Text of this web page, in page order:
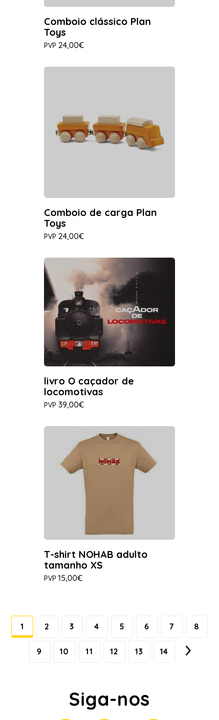
Comboio clássico Plan
Toys
PVP 24,00€
Comboio de carga Plan
Toys
PVP 24,00€
livro O caçador de
locomotivas
PVP 39,00€
T-shirt NOHAB adulto
tamanho XS
PVP 15,00€
1 2 3 4 5 6 7 8
9 10 11 12 13 14
Siga-nos